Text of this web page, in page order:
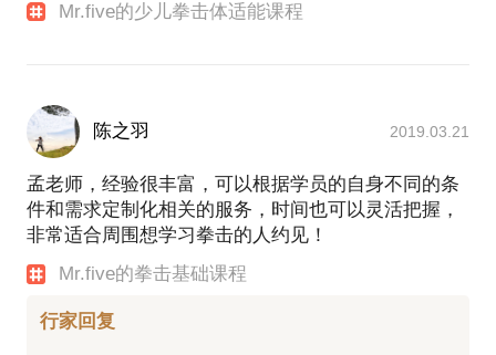
个。不要期望孩子能打的多好打比赛。但至少可以做
到，当别人恶意攻击他的时候。他有还击的意识！掌
握正确技术的同时，又增强体能。并且改善内向，羞
涩，胆怯等心理。让孩子杜绝被校园暴力！
能有效还击，为什么？
与Team quest职业拳手Will 的合影
拳馆公开课
参加首届PCC进阶徒手训练培训，并顺利通过考试囚
徒健身两兄弟，不陌生对么？我的小徒弟 Mr.dan参加
SANTANA先生的”兽营“研讨会与IHP （功能性训练大
体系内两个认证 功能性训练指导员 ，JC的八边形弹
Mr.five的少儿拳击体适能课程
陈之羽 2019.03.21
孟老师，经验很丰富，可以根据学员的自身不同的条
件和需求定制化相关的服务，时间也可以灵活把握，
非常适合周围想学习拳击的人约见！
Mr.five的拳击基础课程
行家回复